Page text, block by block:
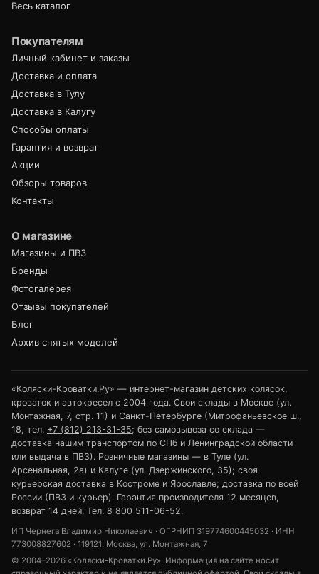
Весь каталог
Покупателям
Личный кабинет и заказы
Доставка и оплата
Доставка в Тулу
Доставка в Калугу
Способы оплаты
Гарантия и возврат
Акции
Обзоры товаров
Контакты
О магазине
Магазины и ПВЗ
Бренды
Фотогалерея
Отзывы покупателей
Блог
Архив снятых моделей
«Коляски-Кроватки.Ру» — интернет-магазин детских колясок,
кроваток и автокресел с 2004 года. Свои склады в Москве (ул.
Монтажная, 7, стр. 11) и Санкт-Петербурге (Митрофаньевское ш.,
18, тел. +7 (812) 213-31-35; без самовывоза со склада —
доставка нашим транспортом по СПб и Ленинградской области
или выдача в ПВЗ). Розничные магазины — в Туле (ул.
Арсенальная, 2а) и Калуге (ул. Дзержинского, 35); своя
курьерская доставка в Костроме и Ярославле; доставка по всей
России (ПВЗ и курьер). Гарантия производителя 12 месяцев,
возврат 14 дней. Тел. 8 800 511-06-52.
ИП Чернега Владимир Николаевич · ОГРНИП 319774600445032 · ИНН
773008827602 · 119121, Москва, ул. Монтажная, 7
© 2004–2026 «Коляски-Кроватки.Ру». Информация на сайте носит